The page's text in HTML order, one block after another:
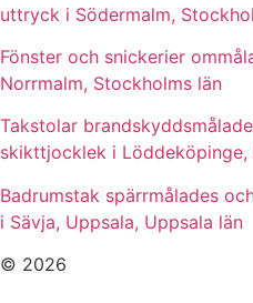
uttryck i Södermalm,
Fönster och snickerier
Norrmalm, Stockholms län
Takstolar
skikttjocklek i Löddeköpinge,
Badrumstak spärrmålades
i Sävja, Uppsala, Uppsala län
© 2026